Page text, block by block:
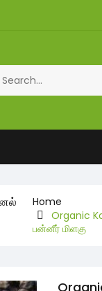
Home
Organic
பன்னீர் மிளகு